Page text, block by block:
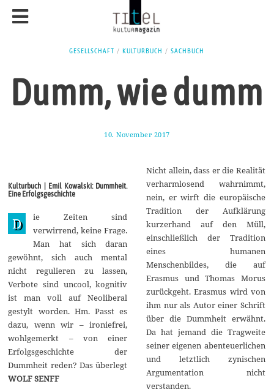
GESELLSCHAFT / KULTURBUCH / SACHBUCH
Dumm, wie dumm
10. November 2017
a
2
0
1
8
Kulturbuch | Emil Kowalski: Dummheit.
Eine Erfolgsgeschichte
D
ie Zeiten sind
verwirrend, keine Frage.
Man hat sich daran
gewöhnt, sich auch mental
nicht regulieren zu lassen,
Verbote sind uncool, kognitiv
ist man voll auf Neoliberal
gestylt worden. Hm. Passt es
dazu, wenn wir – ironiefrei,
wohlgemerkt – von einer
Erfolgsgeschichte der
Dummheit reden? Das überlegt
WOLF SENFF
Nicht allein, dass er die Realität
verharmlosend wahrnimmt,
nein, er wirft die europäische
Tradition der Aufklärung
kurzerhand auf den Müll,
einschließlich der Tradition
eines humanen
Menschenbildes, die auf
Erasmus und Thomas Morus
zurückgeht. Erasmus wird von
ihm nur als Autor einer Schrift
über die Dummheit erwähnt.
Da hat jemand die Tragweite
seiner eigenen abenteuerlichen
und letztlich zynischen
Argumentation nicht
verstanden.